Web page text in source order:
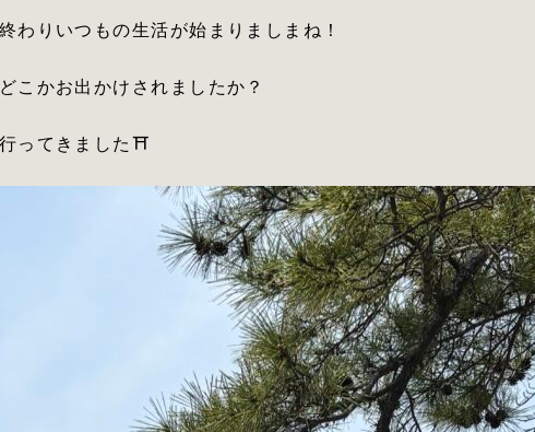
わりいつもの生活が始まりましまね！
こかお出かけされましたか？
ってきました⛩️